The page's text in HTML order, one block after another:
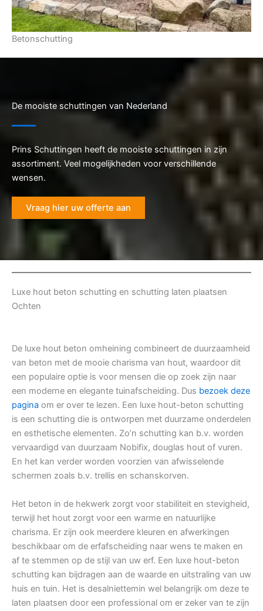
Betonschutting
De mooiste schuttingen van Nederland
Prins Schuttingen heeft de mooiste schuttingen in zijn
assortiment. Veel mogelijkheden voor verschillende
wensen.
Vraag hier uw offerte aan
Luxe hout beton schutting en schutting laten plaatsen
Ochten
De luxe hout beton omheining combineert de duurzaamheid
van beton met de mooie charisma van hout, waardoor dit
een populaire optie is voor mensen die op zoek zijn naar
een moderne en elegante tuinafscheiding. Dus bezoek deze
pagina om er over te lezen. Een luxe hout-beton schutting
is een schutting die is ontworpen met duurzame onderdelen
en esthetische elementen. Zo’n schutting kan b.v. worden
vervaardigd van duurzaam Nobifix, douglas hout of vuren.
En het kan verder worden voorzien van afwisselende
schermen zoals b.v. trellis en schanskorven.
Het beton in de hekwerk zorgt voor stabiliteit en stevigheid,
terwijl het hout zorgt voor een warme en natuurlijke
charisma. Er zijn ook meerdere kleuren en afwerkingen
beschikbaar om de erfafscheiding naar wens te maken en
af te stemmen op de stijl van uw erf. Een luxe hout-beton
schutting kan bijdragen aan de waarde en uitstraling van uw
huis en tuin. Het is desalniettemin wel belangrijk om deze te
laten plaatsen door een professional om er zeker van te zijn